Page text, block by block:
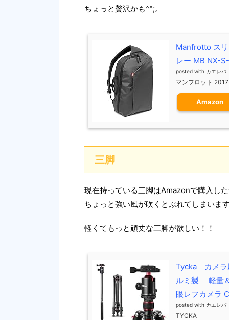
ちょっと贅沢かも^^;。
Manfrotto スリ
レー MB NX-
posted with カエレバ
マンフロット
Amazon
三脚
現在持っている三脚はAmazonで購入した
ちょっと強い風が吹くとぶれてしまいます
軽くてもっと頑丈な三脚が欲しい！！
Tycka カメラ
ルミ製 軽量
眼レフカメラ
posted with カエレバ
TYCKA